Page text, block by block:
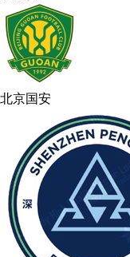
北京国安